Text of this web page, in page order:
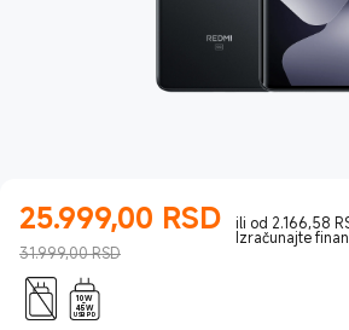
25.999,00 RSD
Current Price RSD25999.00ili od 2.166,58
Izračunajte
31.999,00 RSD
10W
-
45W
USB PD